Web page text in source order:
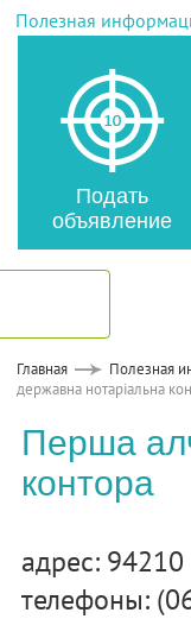
Полезная
Подать
объявление
Главная
Полезная
державна нотаріальна
Перша
контора
адрес:
телефоны: